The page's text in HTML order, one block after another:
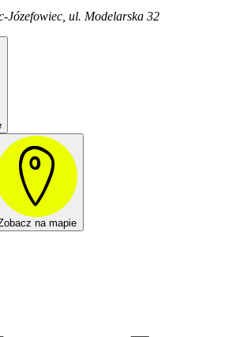
Józefowiec, ul. Modelarska 32
na mapie